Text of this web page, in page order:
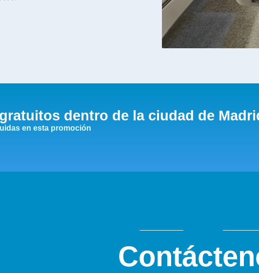
dentro de la ciudad de
en esta promoción